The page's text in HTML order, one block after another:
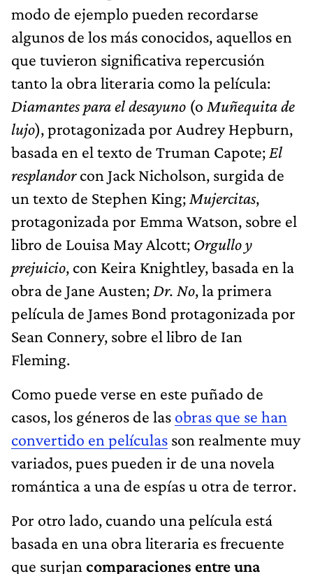
modo de ejemplo pueden recordarse
algunos de los más conocidos, aquellos en
que tuvieron significativa repercusión
tanto la obra literaria como la película:
Diamantes para el desayuno (o Muñequita de
lujo), protagonizada por Audrey Hepburn,
basada en el texto de Truman Capote; El
resplandorcon Jack Nicholson, surgida de
un texto de Stephen King; Mujercitas,
protagonizada por Emma Watson, sobre el
libro de Louisa May Alcott; Orgullo y
prejuicio, con Keira Knightley, basada en la
obra de Jane Austen; Dr. No, la primera
película de James Bond protagonizada por
Sean Connery, sobre el libro de Ian
Fleming.
Como puede verse en este puñado de
casos, los géneros de las obras que se han
convertido en películas son realmente muy
variados, pues pueden ir de una novela
romántica a una de espías u otra de terror.
Por otro lado, cuando una película está
basada en una obra literaria es frecuente
que surjan comparaciones entre una